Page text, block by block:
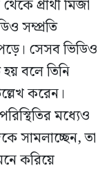
প্রার্থী মির্জা
সম্প্রতি
সেসব ভিডিও
বলে তিনি
করেন।
মধ্যেও
সামলাচ্ছেন, তা
করিয়ে